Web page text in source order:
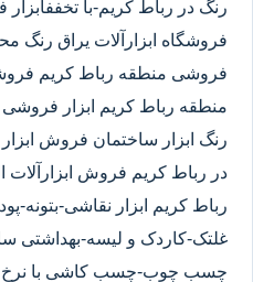
رنگ در رباط کریم-با
فروشگاه ابزارآلات یراق رنگ
فروشی منطقه رباط کریم
منطقه رباط کریم ابزار فروشی
رنگ ابزار ساختمان فروش ابزار
در رباط کریم فروش ابزارآلات
رباط کریم ابزار نقاشی-بتونه-
غلتک-کاردک و لیسه-
چسب چوب-چسب کاشی با نرخ